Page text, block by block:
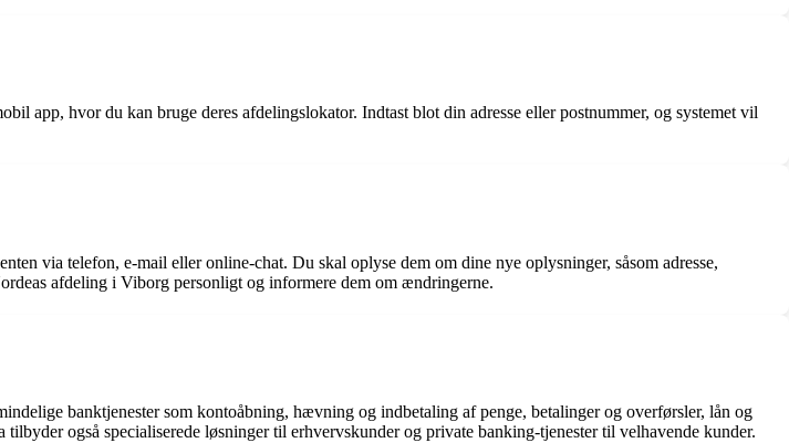
app, hvor du kan bruge deres afdelingslokator. Indtast blot din adresse eller postnummer, og systemet vil
via telefon, e-mail eller online-chat. Du skal oplyse dem om dine nye oplysninger, såsom adresse,
afdeling i Viborg personligt og informere dem om ændringerne.
banktjenester som kontoåbning, hævning og indbetaling af penge, betalinger og overførsler, lån og
også specialiserede løsninger til erhvervskunder og private banking-tjenester til velhavende kunder.